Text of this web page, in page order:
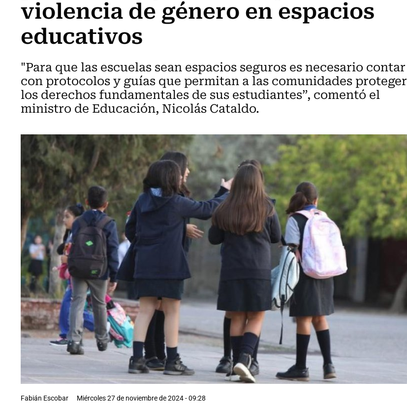
violencia de género en espacios
educativos
"Para que las escuelas sean espacios seguros es necesario contar
con protocolos y guías que permitan a las comunidades proteger
los derechos fundamentales de sus estudiantes”, comentó el
ministro de Educación, Nicolás Cataldo.
Fabián Escobar Miércoles 27 de noviembre de 2024 - 09:28